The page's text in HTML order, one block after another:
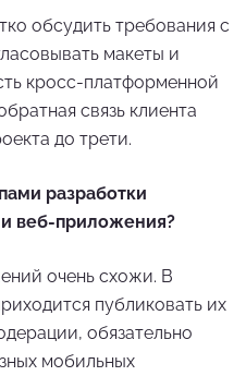
обсудить требования с
макеты и
кросс-платформенной
связь клиента
до трети.
разработки
веб-приложения?
очень схожи. В
публиковать их
обязательно
мобильных